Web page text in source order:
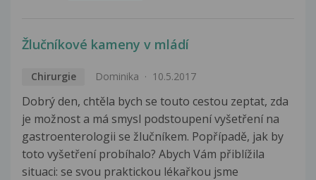
Žlučníkové kameny v mládí
Chirurgie Dominika 10.5.2017
Dobrý den, chtěla bych se touto cestou zeptat, zda
je možnost a má smysl podstoupení vyšetření na
gastroenterologii se žlučníkem. Popřípadě, jak by
toto vyšetření probíhalo? Abych Vám přiblížila
situaci: se svou praktickou lékařkou jsme